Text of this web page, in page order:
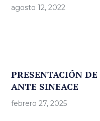
agosto 12, 2022
PRESENTACIÓN
ANTE SINEACE
febrero 27, 2025